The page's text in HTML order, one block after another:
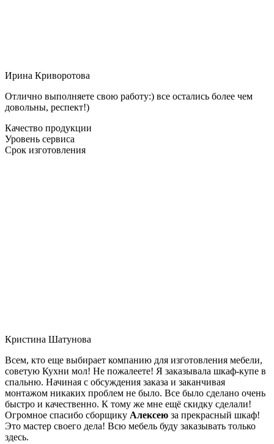
Ирина Криворотова
Отлично выполняете свою работу:) все остались более чем
довольны, респект!)
Качество продукции
Уровень сервиса
Срок изготовления
Кристина Шатунова
Всем, кто еще выбирает компанию для изготовления мебели,
советую Кухни мол! Не пожалеете! Я заказывала шкаф-купе в
спальню. Начиная с обсуждения заказа и заканчивая
монтажом никаких проблем не было. Все было сделано очень
быстро и качественно. К тому же мне ещё скидку сделали!
Огромное спасибо сборщику Алексею за прекрасный шкаф!
Это мастер своего дела! Всю мебель буду заказывать только
здесь.